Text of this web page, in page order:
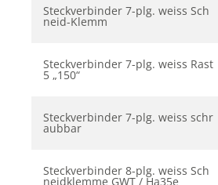
Steckverbinder 7-plg. weiss Sch
neid-Klemm
Steckverbinder 7-plg. weiss Rast
5 „150“
Steckverbinder 7-plg. weiss schr
aubbar
Steckverbinder 8-plg. weiss Sch
neidklemme GWT / Ha35e